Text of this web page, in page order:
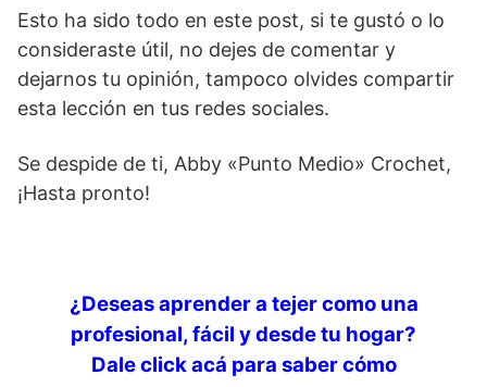
Esto ha sido todo en este post, si te gustó o lo
consideraste útil, no dejes de comentar y
dejarnos tu opinión, tampoco olvides compartir
esta lección en tus redes sociales.
Se despide de ti, Abby «Punto Medio» Crochet,
¡Hasta pronto!
¿Deseas aprender a tejer como una
profesional, fácil y desde tu hogar?
Dale click acá para saber cómo